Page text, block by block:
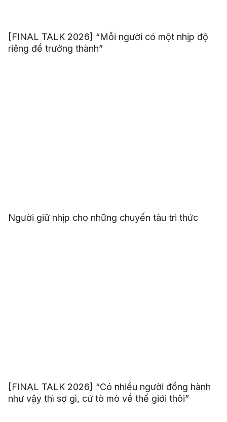
[FINAL TALK 2026] “Mỗi người có một nhịp độ
riêng để trưởng thành”
Người giữ nhịp cho những chuyến tàu tri thức
[FINAL TALK 2026] “Có nhiều người đồng hành
như vậy thì sợ gì, cứ tò mò về thế giới thôi”